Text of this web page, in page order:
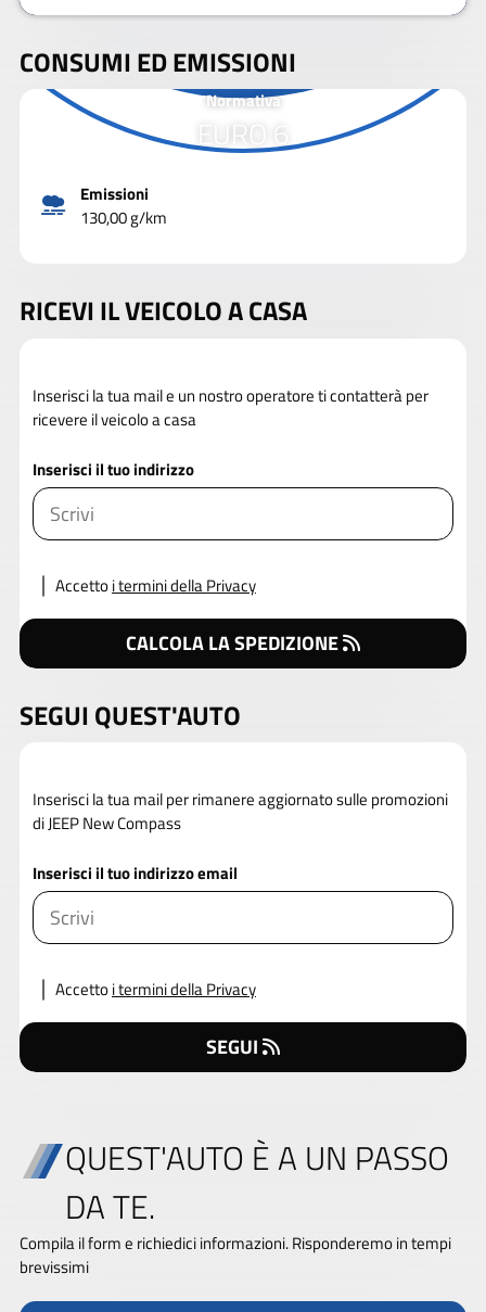
CONSUMI ED EMISSIONI
Normativa
EURO 6
Emissioni
130,00 g/km
RICEVI IL VEICOLO A CASA
Inserisci la tua mail e un nostro operatore ti contatterà per
ricevere il veicolo a casa
Inserisci il tuo indirizzo
Accettoi termini della Privacy
CALCOLA LA SPEDIZIONE
SEGUI QUEST'AUTO
Inserisci la tua mail per rimanere aggiornato sulle promozioni
di JEEP New Compass
Inserisci il tuo indirizzo email
Accettoi termini della Privacy
SEGUI
QUEST'AUTO È A UN PASSO
DA TE.
Compila il form e richiedici informazioni. Risponderemo in tempi
brevissimi